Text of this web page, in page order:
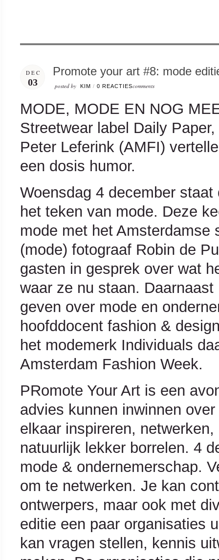
DEC
03
Promote your art #8: mode
posted by KIM / 0 REACTIEScomments
MODE, MODE EN NOG
Streetwear label Daily
Peter Leferink (AMFI)
een dosis humor.
Woensdag 4 december
het teken van mode. Deze
mode met het Amsterdamse
(mode) fotograaf Robin de
gasten in gesprek over wat
waar ze nu staan.
geven over mode en
hoofddocent fashion &
het modemerk Individuals
Amsterdam Fashion Week.
PRomote Your Art is een
advies kunnen inwinnen
elkaar inspireren,
natuurlijk lekker borrelen. 4
mode & ondernemerschap.
om te netwerken. Je kan
ontwerpers, maar ook met
editie een paar organisaties
kan vragen stellen, kennis